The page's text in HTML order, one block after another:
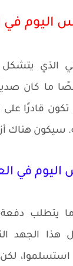
اليوم في
الذي
كان صديقًا
قادرًا على
سيكون هناك
اليوم في
دفعة
الجهد